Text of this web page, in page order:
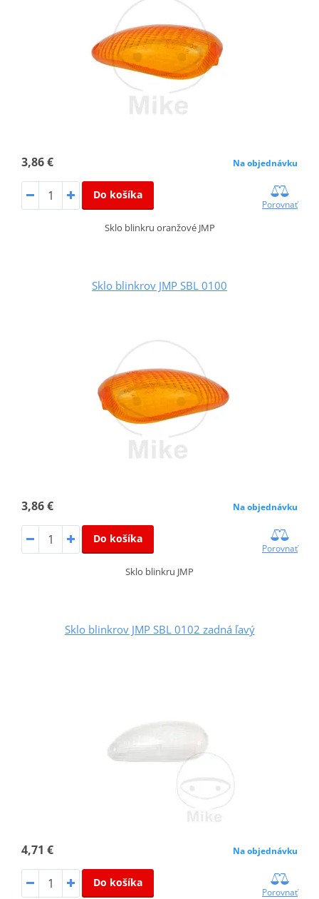
3,86 € Na objednávku
Do košíka
Porovnať
Sklo blinkru oranžové JMP
Sklo blinkrov JMP SBL 0100
3,86 € Na objednávku
Do košíka
Porovnať
Sklo blinkru JMP
Sklo blinkrov JMP SBL 0102 zadná ľavý
4,71 € Na objednávku
Do košíka
Porovnať